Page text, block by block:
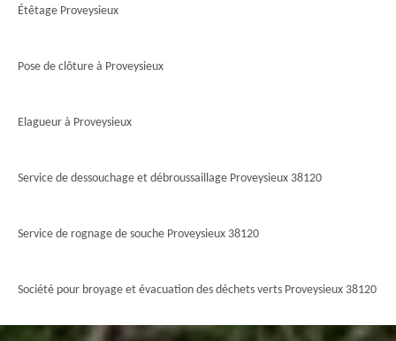
Étêtage Proveysieux
Pose de clôture à Proveysieux
Elagueur à Proveysieux
Service de dessouchage et débroussaillage Proveysieux 38120
Service de rognage de souche Proveysieux 38120
Société pour broyage et évacuation des déchets verts Proveysieux 38120